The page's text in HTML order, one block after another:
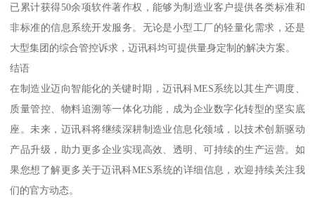
已累计获得50余项软件著作权，能够为制造业客户提供各类标准和
非标准的信息系统开发服务。无论是小型工厂的轻量化需求，还是
大型集团的综合管控诉求，迈讯科均可提供量身定制的解决方案。
结语
在制造业迈向智能化的关键时期，迈讯科MES系统以其生产调度、
质量管控、物料追溯等一体化功能，成为企业数字化转型的坚实底
座。未来，迈讯科将继续深耕制造业信息化领域，以技术创新驱动
产品升级，助力更多企业实现高效、透明、可持续的生产运营。如
果您想了解更多关于迈讯科MES系统的详细信息，欢迎持续关注我
们的官方动态。